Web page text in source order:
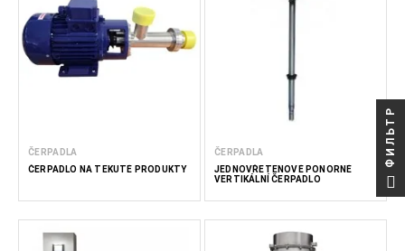
ČERPADLA
ČERPADLO NA TEKUTÉ PRODUKTY
ČERPADLA
JEDNOVŘETENOVÉ PONORNÉ
VERTIKÁLNÍ ČERPADLO
ФИЛЬТР